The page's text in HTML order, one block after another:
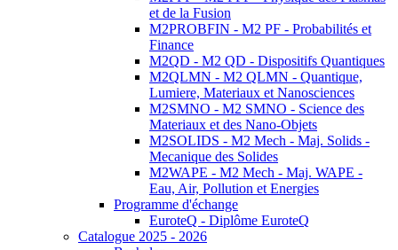
et de la Fusion
M2PROBFIN - M2 PF - Probabilités et
Finance
M2QD - M2 QD - Dispositifs Quantiques
M2QLMN - M2 QLMN - Quantique,
Lumiere, Materiaux et Nanosciences
M2SMNO - M2 SMNO - Science des
Materiaux et des Nano-Objets
M2SOLIDS - M2 Mech - Maj. Solids -
Mecanique des Solides
M2WAPE - M2 Mech - Maj. WAPE -
Eau, Air, Pollution et Energies
Programme d'échange
EuroteQ - Diplôme EuroteQ
Catalogue 2025 - 2026